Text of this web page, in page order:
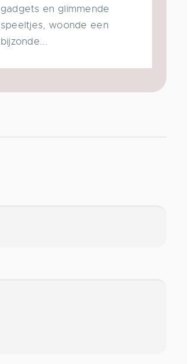
gadgets en glimmende
speeltjes, woonde een
bijzonde...